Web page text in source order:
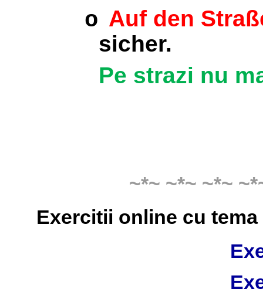
o Auf den
sicher.
Pe strazi nu
~*~ ~*~ ~*~
Exercitii online cu